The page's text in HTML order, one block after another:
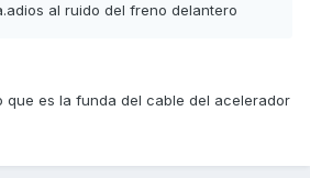
al ruido del freno delantero
que es la funda del cable del acelerador